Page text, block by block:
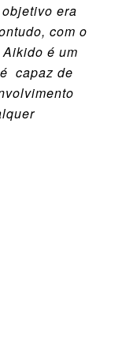
era
com o
é um
capaz de